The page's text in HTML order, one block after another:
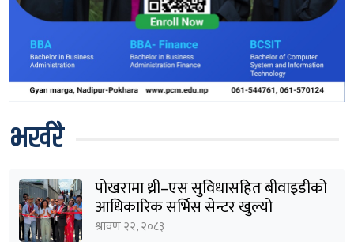
भर्खरै
पोखरामा थ्री–एस सुविधासहित बीवाइडीको
आधिकारिक सर्भिस सेन्टर खुल्यो
श्रावण २२, २०८३